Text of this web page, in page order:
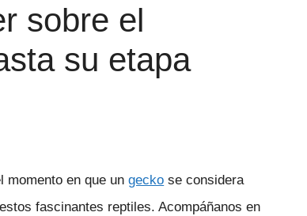
sobre el
su etapa
momento en que ungecko se considera
fascinantes reptiles. Acompáñanos en